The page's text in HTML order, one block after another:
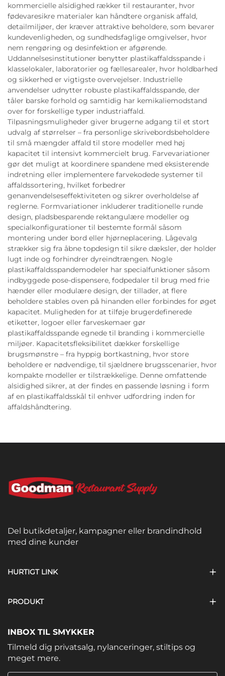
kommercielle alsidighed rækker til restauranter, hvor
fødevaresikre materialer kan håndtere organisk affald,
detailmiljøer, der kræver attraktive beholdere, som bevarer
kundevenligheden, og sundhedsfaglige omgivelser, hvor
nem rengøring og desinfektion er afgørende.
Uddannelsesinstitutioner benytter plastikaffaldsspande i
klasselokaler, laboratorier og fællesarealer, hvor holdbarhed
og sikkerhed er vigtigste overvejelser. Industrielle
anvendelser udnytter robuste plastikaffaldsspande, der
tåler barske forhold og samtidig har kemikaliemodstand
over for forskellige typer industriaffald.
Tilpasningsmuligheder giver brugerne adgang til et stort
udvalg af størrelser – fra personlige skrivebordsbeholdere
til små mængder affald til store modeller med høj
kapacitet til intensivt kommercielt brug. Farvevariationer
gør det muligt at koordinere spandene med eksisterende
indretning eller implementere farvekodede systemer til
affaldssortering, hvilket forbedrer
genanvendelseseffektiviteten og sikrer overholdelse af
reglerne. Formvariationer inkluderer traditionelle runde
design, pladsbesparende rektangulære modeller og
specialkonfigurationer til bestemte formål såsom
montering under bord eller hjørneplacering. Lågevalg
strækker sig fra åbne topdesign til sikre dæksler, der holder
lugt inde og forhindrer dyreindtrængen. Nogle
plastikaffaldsspandemodeler har specialfunktioner såsom
indbyggede pose-dispensere, fodpedaler til brug med frie
hænder eller modulære design, der tillader, at flere
beholdere stables oven på hinanden eller forbindes for øget
kapacitet. Muligheden for at tilføje brugerdefinerede
etiketter, logoer eller farveskemaer gør
plastikaffaldsspande egnede til branding i kommercielle
miljøer. Kapacitetsfleksibilitet dækker forskellige
brugsmønstre – fra hyppig bortkastning, hvor store
beholdere er nødvendige, til sjældnere brugsscenarier, hvor
kompakte modeller er tilstrækkelige. Denne omfattende
alsidighed sikrer, at der findes en passende løsning i form
af en plastikaffaldsskål til enhver udfordring inden for
affaldshåndtering.
Del butikdetaljer, kampagner eller brandindhold
med dine kunder
HURTIGT LINK
PRODUKT
INBOX TIL SMYKKER
Tilmeld dig privatsalg, nylanceringer, stiltips og
meget mere.